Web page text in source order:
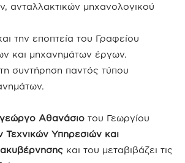
ανταλλακτικών μηχανολογικού
την εποπτεία του Γραφείου
και μηχανημάτων έργων.
συντήρηση παντός τύπου
Αθανάσιο του Γεωργίου
Τεχνικών Υπηρεσιών και
και του μεταβιβάζει τις